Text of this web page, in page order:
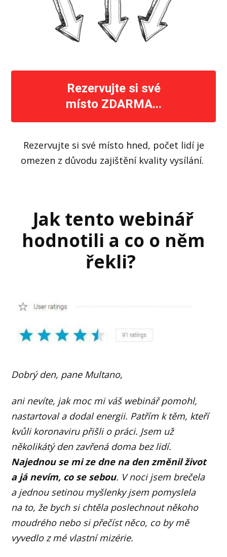
Rezervujte si své
místo ZDARMA...
Rezervujte si své místo hned, počet lidí je
omezen z důvodu zajištění kvality vysílání.
Jak tento webinář
hodnotili a co o něm
řekli?
Dobrý den, pane Multano,
ani nevíte, jak moc mi váš webinář pomohl,
nastartoval a dodal energii. Patřím k těm, kteří
kvůli koronaviru přišli o práci. Jsem už
několikátý den zavřená doma bez lidí.
Najednou se mi ze dne na den změnil život
a já nevím, co se sebou. V noci jsem brečela
a jednou setinou myšlenky jsem pomyslela
na to, že bych si chtěla poslechnout někoho
moudrého nebo si přečíst něco, co by mě
vyvedlo z mé vlastní mizérie.